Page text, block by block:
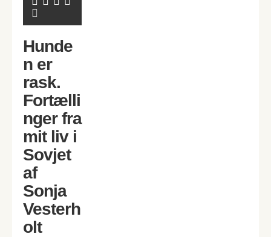
Hunde
n er
rask.
Fortælli
nger fra
mit liv i
Sovjet
af
Sonja
Vesterh
olt